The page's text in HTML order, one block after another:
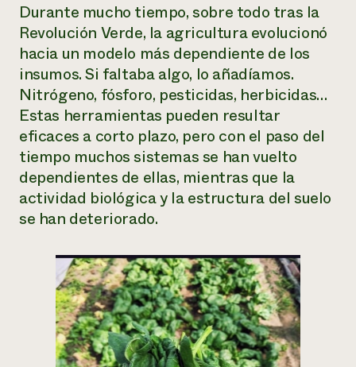
Durante mucho tiempo, sobre todo tras la
Revolución Verde, la agricultura evolucionó
hacia un modelo más dependiente de los
insumos. Si faltaba algo, lo añadíamos.
Nitrógeno, fósforo, pesticidas, herbicidas…
Estas herramientas pueden resultar
eficaces a corto plazo, pero con el paso del
tiempo muchos sistemas se han vuelto
dependientes de ellas, mientras que la
actividad biológica y la estructura del suelo
se han deteriorado.